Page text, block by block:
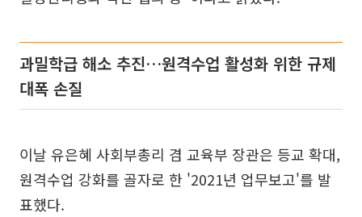
과밀학급 해소 추진…원격수업 활성화 위한 규제
대폭 손질
이날 유은혜 사회부총리 겸 교육부 장관은 등교 확대,
원격수업 강화를 골자로 한 '2021년 업무보고'를 발
표했다.